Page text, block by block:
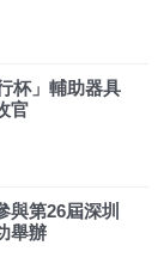
杯」輔助器具
官
與第26屆深圳
舉辦